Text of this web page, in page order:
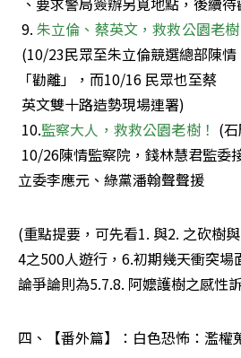
9. 朱立倫、蔡英文，救救公園老樹
「勸離」，而10/16 民眾也至蔡
10.監察大人，救救公園老樹！ (
立委李應元、綠黨潘翰聲聲援
(重點提要，可先看1. 與2. 之砍樹
4之500人遊行，6.初期幾天衝突場
論爭論則為5.7.8. 阿嬤護樹之感性
四、【番外篇】：白色恐怖：濫權